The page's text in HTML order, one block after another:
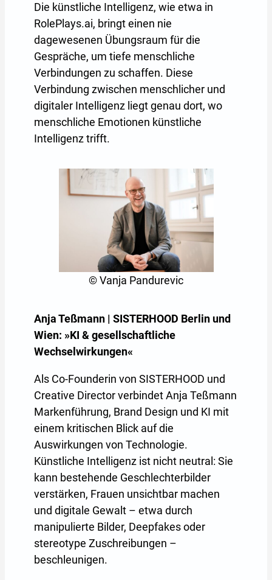
Die künstliche Intelligenz, wie etwa in
RolePlays.ai, bringt einen nie
dagewesenen Übungsraum für die
Gespräche, um tiefe menschliche
Verbindungen zu schaffen. Diese
Verbindung zwischen menschlicher und
digitaler Intelligenz liegt genau dort, wo
menschliche Emotionen künstliche
Intelligenz trifft.
© Vanja Pandurevic
Anja Teßmann | SISTERHOOD Berlin und
Wien: »KI & gesellschaftliche
Wechselwirkungen«
Als Co-Founderin von SISTERHOOD und
Creative Director verbindet Anja Teßmann
Markenführung, Brand Design und KI mit
einem kritischen Blick auf die
Auswirkungen von Technologie.
Künstliche Intelligenz ist nicht neutral: Sie
kann bestehende Geschlechterbilder
verstärken, Frauen unsichtbar machen
und digitale Gewalt – etwa durch
manipulierte Bilder, Deepfakes oder
stereotype Zuschreibungen –
beschleunigen.